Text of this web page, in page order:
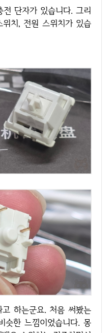
치, 전원 스위치가 있습
한 느낌이었습니다. 몽